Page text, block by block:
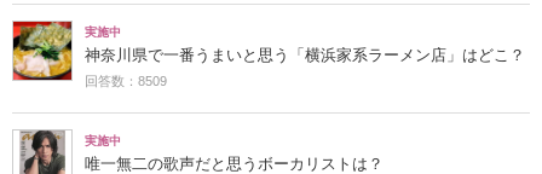
実施中
神奈川県で一番うまいと思う「横浜家系ラーメン店」はどこ？
回答数：8509
実施中
唯一無二の歌声だと思うボーカリストは？